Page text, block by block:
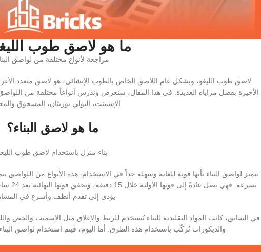
ما هو لاصق طوب
مراجعة لأنواع مختلفة من لواصق
لاصق طوب الليغو، وبشكل عام اللاصق الخاص بالطوب الإنشائي، هو لاصق متعدد
الأخيرة بفضل مزاياه العديدة. في هذا المقال، سنعرض وندرس أنواعاً مختلفة من اللواصق
الإسمنت، البولي يوريثان، المسحوق
ما هو لاصق البناء؟
بناء منزل باستخدام لاصق طوب
تتميز لواصق البناء بأنها قوية للغاية وسهلة جداً في الاستخدام. هذه الأنواع من اللواصق
يؤدي إلى تقدم أنظف وأسرع في
في السابق، كانت المواد التقليدية للبناء تُستخدم للربط والإغلاق مثل الإسمنت والجص
والديكورات تُركّب باستخدام هذه الطرق. أما اليوم، فيتم استخدام لواصق